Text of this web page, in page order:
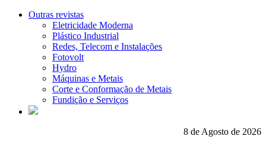
Outras revistas
Eletricidade Moderna
Plástico Industrial
Redes, Telecom e Instalações
Fotovolt
Hydro
Máquinas e Metais
Corte e Conformação de Metais
Fundição e Serviços
8 de Agosto de 2026